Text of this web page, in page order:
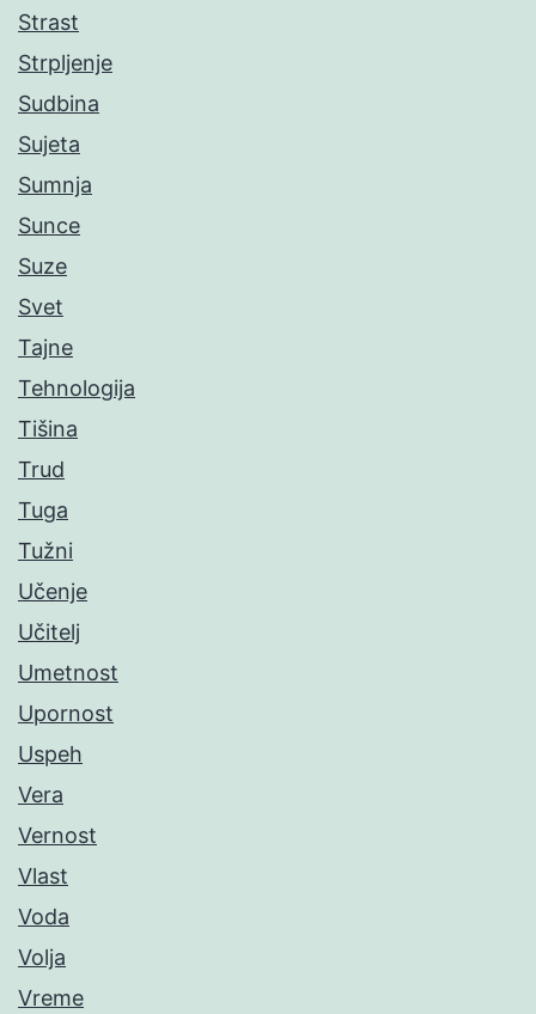
Strast
Strpljenje
Sudbina
Sujeta
Sumnja
Sunce
Suze
Svet
Tajne
Tehnologija
Tišina
Trud
Tuga
Tužni
Učenje
Učitelj
Umetnost
Upornost
Uspeh
Vera
Vernost
Vlast
Voda
Volja
Vreme